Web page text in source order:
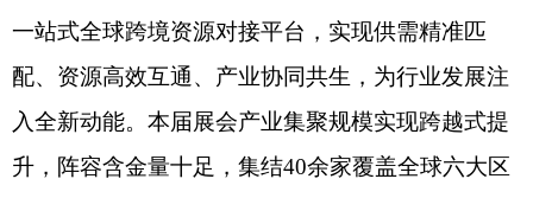
一站式全球跨境资源对接平台，实现供需精准匹
配、资源高效互通、产业协同共生，为行业发展注
入全新动能。本届展会产业集聚规模实现跨越式提
升，阵容含金量十足，集结40余家覆盖全球六大区